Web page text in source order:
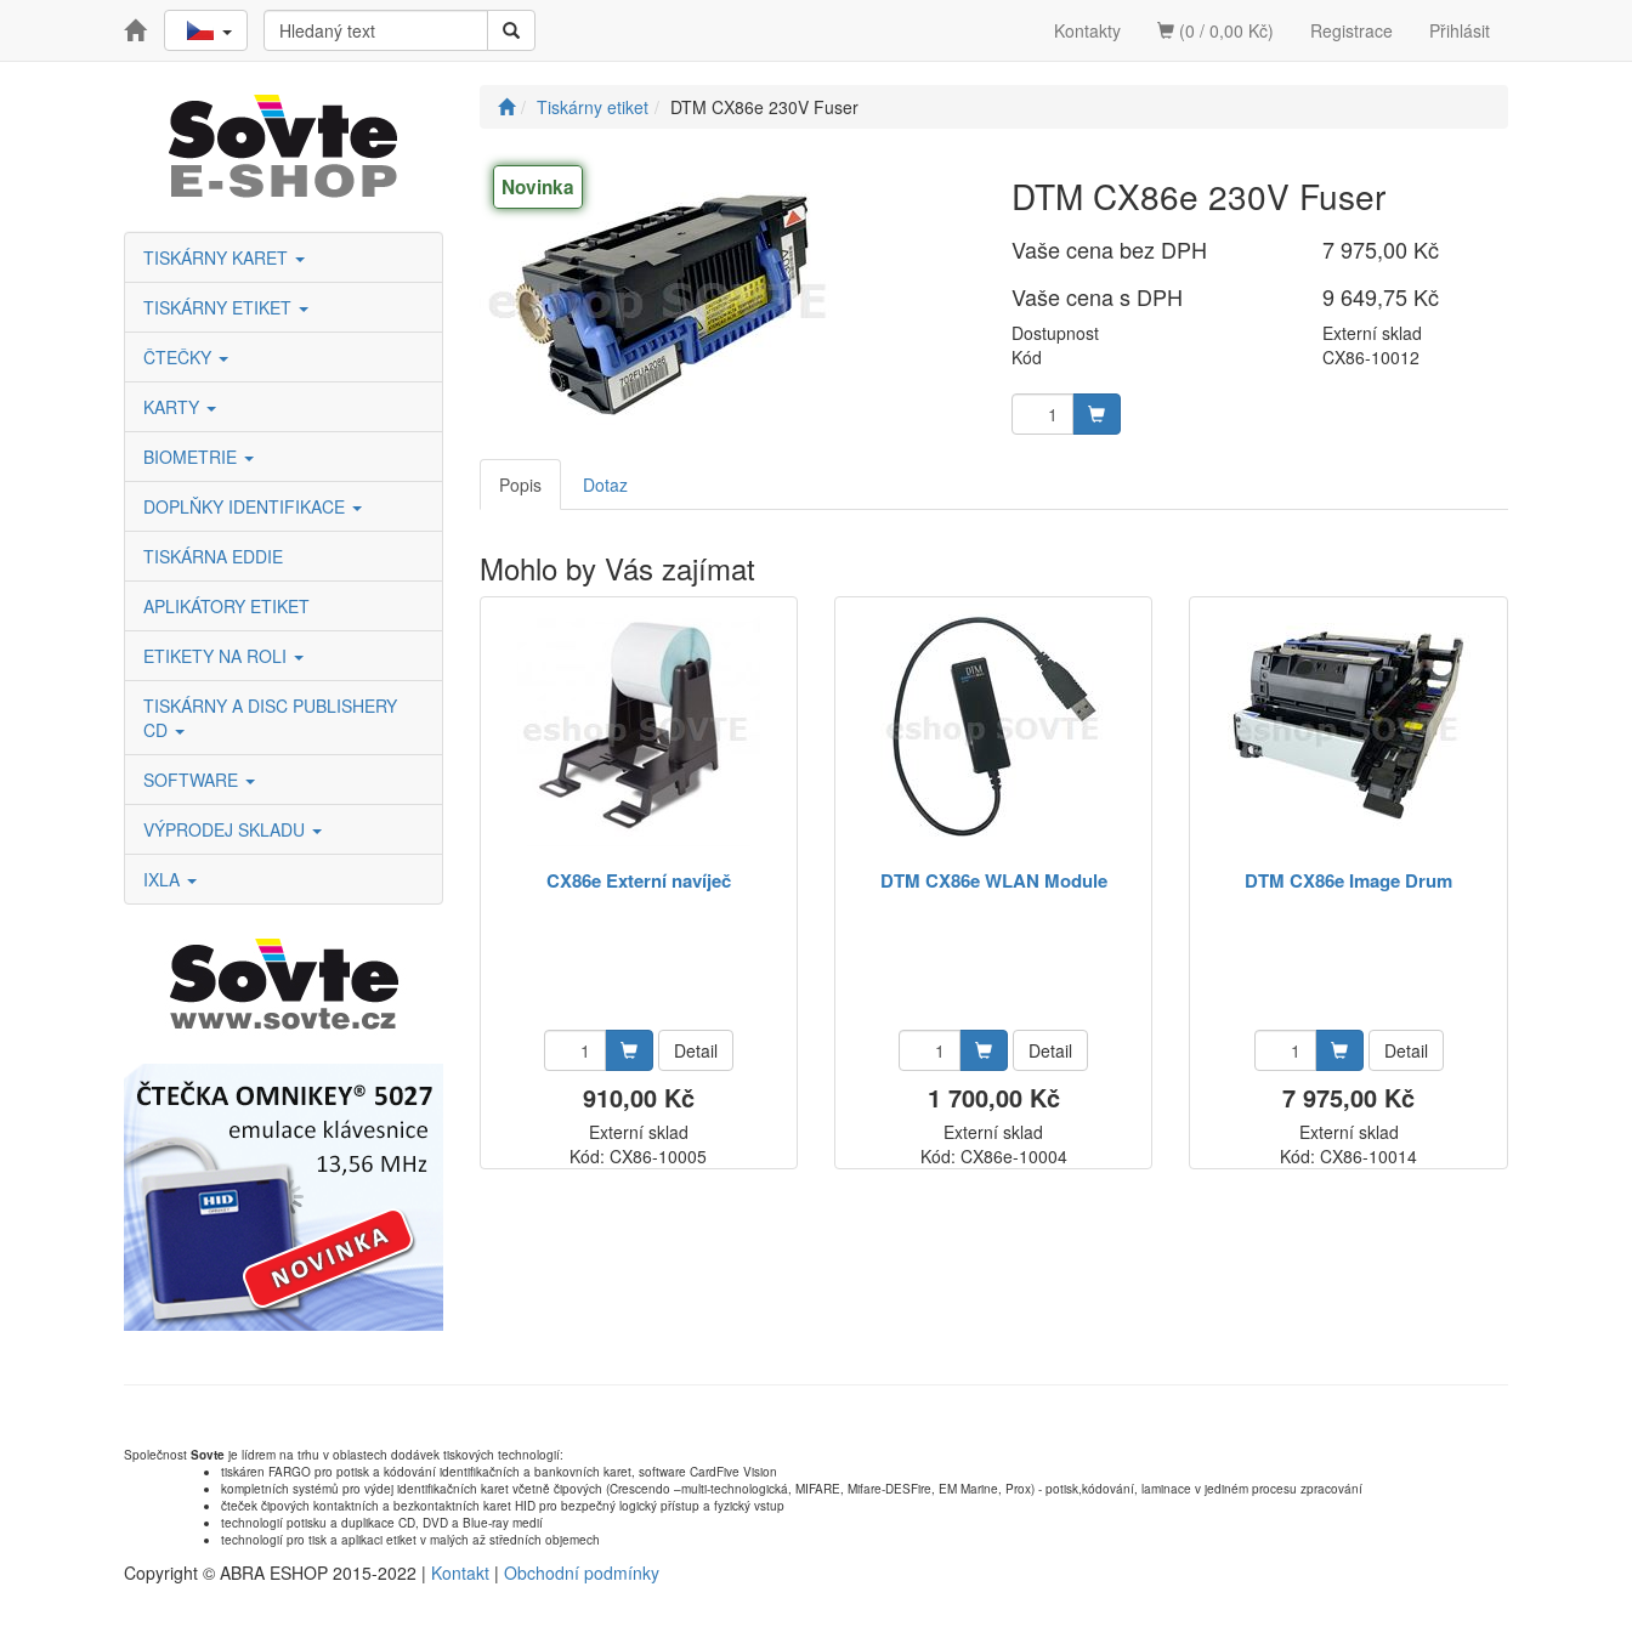
Registrace Přihlásit
Kontakty (0 / 0,00 Kč)
TISKÁRNY KARET
TISKÁRNY ETIKET
ČTEČKY
KARTY
BIOMETRIE
DOPLŇKY IDENTIFIKACE
TISKÁRNA EDDIE
APLIKÁTORY ETIKET
ETIKETY NA ROLI
TISKÁRNY A DISC PUBLISHERY
CD
SOFTWARE
VÝPRODEJ SKLADU
IXLA
Tiskárny etiket DTM CX86e 230V Fuser
Novinka DTM CX86e 230V Fuser
Vaše cena bez DPH
7 975,00 Kč
Vaše cena s DPH
9 649,75 Kč
Dostupnost
Externí sklad
Kód
CX86-10012
Popis Dotaz
Mohlo by Vás zajímat
CX86e Externí navíječ
Detail
910,00 Kč
Externí sklad
Kód: CX86-10005
DTM CX86e WLAN Module
Detail
1 700,00 Kč
Externí sklad
Kód: CX86e-10004
DTM CX86e Image Drum
Detail
7 975,00 Kč
Externí sklad
Kód: CX86-10014
Společnost Sovte je lídrem na trhu v oblastech dodávek tiskových technologií:
tiskáren FARGO pro potisk a kódování identifikačních a bankovních karet, software CardFive Vision
kompletních systémů pro výdej identifikačních karet včetně čipových (Crescendo –multi-technologická, MIFARE, Mifare-DESFire, EM Marine, Prox) - potisk,kódování, laminace v jediném procesu zpracování
čteček čipových kontaktních a bezkontaktních karet HID pro bezpečný logický přístup a fyzický vstup
technologií potisku a duplikace CD, DVD a Blue-ray medií
technologií pro tisk a aplikaci etiket v malých až středních objemech
Copyright © ABRA ESHOP 2015-2022 | Kontakt | Obchodní podmínky